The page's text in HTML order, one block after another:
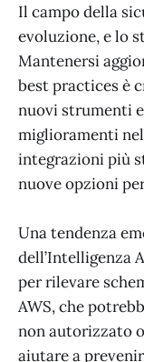
Il campo della
evoluzione, e lo
Mantenersi
best practices è
nuovi strumenti
miglioramenti
integrazioni più
nuove opzioni
Una tendenza
dell’Intelligenza
per rilevare
AWS, che
non autorizzato
aiutare a